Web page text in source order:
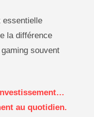
essentielle
la différence
souvent
au quotidien.